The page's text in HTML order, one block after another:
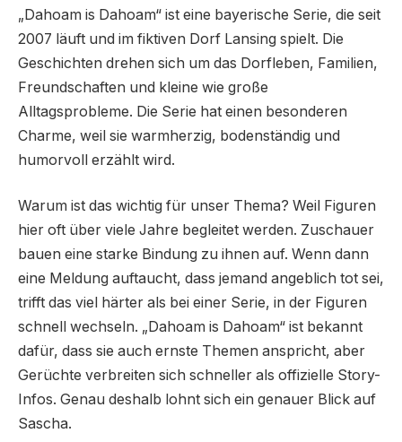
„Dahoam is Dahoam“ ist eine bayerische Serie, die seit
2007 läuft und im fiktiven Dorf Lansing spielt. Die
Geschichten drehen sich um das Dorfleben, Familien,
Freundschaften und kleine wie große
Alltagsprobleme. Die Serie hat einen besonderen
Charme, weil sie warmherzig, bodenständig und
humorvoll erzählt wird.
Warum ist das wichtig für unser Thema? Weil Figuren
hier oft über viele Jahre begleitet werden. Zuschauer
bauen eine starke Bindung zu ihnen auf. Wenn dann
eine Meldung auftaucht, dass jemand angeblich tot sei,
trifft das viel härter als bei einer Serie, in der Figuren
schnell wechseln. „Dahoam is Dahoam“ ist bekannt
dafür, dass sie auch ernste Themen anspricht, aber
Gerüchte verbreiten sich schneller als offizielle Story-
Infos. Genau deshalb lohnt sich ein genauer Blick auf
Sascha.